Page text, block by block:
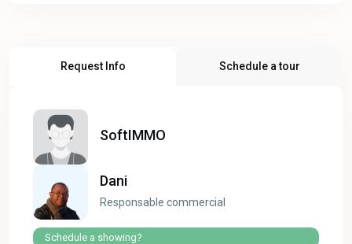
Request Info Schedule a tour
SoftIMMO
Dani
Responsable commercial
Schedule a showing?